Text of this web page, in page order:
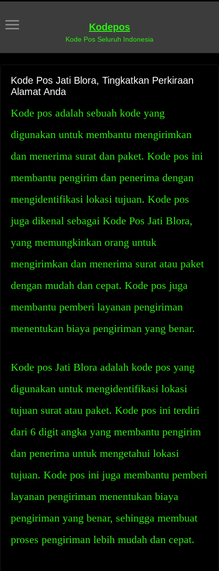
Kodepos
Kode Pos Seluruh Indonesia
Kode Pos Jati Blora, Tingkatkan Perkiraan
Alamat Anda
Kode pos adalah sebuah kode yang
digunakan untuk membantu mengirimkan
dan menerima surat dan paket. Kode pos ini
membantu pengirim dan penerima dengan
mengidentifikasi lokasi tujuan. Kode pos
juga dikenal sebagai Kode Pos Jati Blora,
yang memungkinkan orang untuk
mengirimkan dan menerima surat atau paket
dengan mudah dan cepat. Kode pos juga
membantu pemberi layanan pengiriman
menentukan biaya pengiriman yang benar.
Kode pos Jati Blora adalah kode pos yang
digunakan untuk mengidentifikasi lokasi
tujuan surat atau paket. Kode pos ini terdiri
dari 6 digit angka yang membantu pengirim
dan penerima untuk mengetahui lokasi
tujuan. Kode pos ini juga membantu pemberi
layanan pengiriman menentukan biaya
pengiriman yang benar, sehingga membuat
proses pengiriman lebih mudah dan cepat.